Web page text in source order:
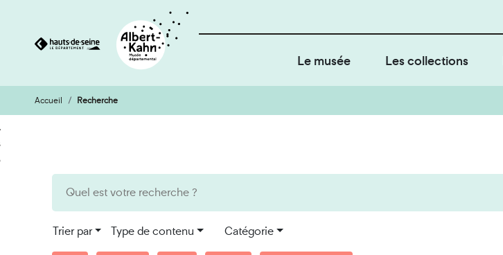
Aller
au
contenu
Aller
à
la
Le musée Les collections
Accueil Recherche
Trier par Type de contenu Catégorie